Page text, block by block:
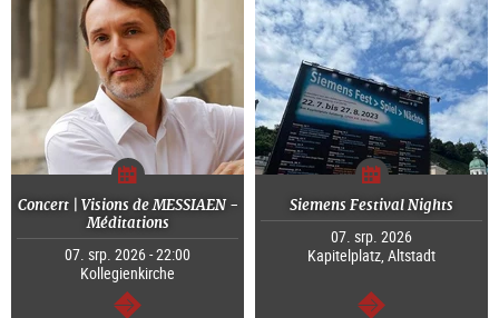
Concert | Visions de MESSIAEN -
Méditations
07. srp. 2026 - 22:00
Kollegienkirche
Siemens Festival Nights
07. srp. 2026
Kapitelplatz, Altstadt